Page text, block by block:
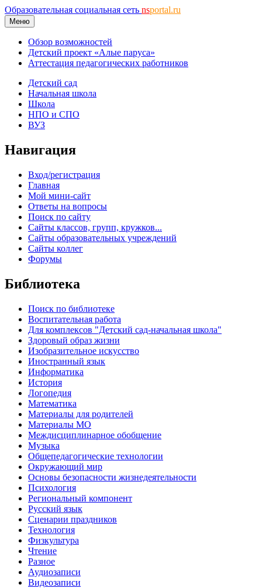
Образовательная социальная сеть nsportal.ru
Меню
Обзор возможностей
Детский проект «Алые паруса»
Аттестация педагогических работников
Детский сад
Начальная школа
Школа
НПО и СПО
ВУЗ
Навигация
Вход/регистрация
Главная
Мой мини-сайт
Ответы на вопросы
Поиск по сайту
Сайты классов, групп, кружков...
Сайты образовательных учреждений
Сайты коллег
Форумы
Библиотека
Поиск по библиотеке
Воспитательная работа
Для комплексов "Детский сад-начальная школа"
Здоровый образ жизни
Изобразительное искусство
Иностранный язык
Информатика
История
Логопедия
Математика
Материалы для родителей
Материалы МО
Междисциплинарное обобщение
Музыка
Общепедагогические технологии
Окружающий мир
Основы безопасности жизнедеятельности
Психология
Региональный компонент
Русский язык
Сценарии праздников
Технология
Физкультура
Чтение
Разное
Аудиозаписи
Видеозаписи